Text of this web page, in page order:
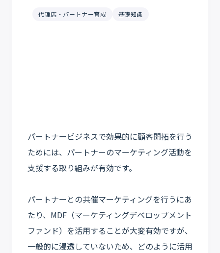
代理店・パートナー育成 基礎知識
パートナービジネスで効果的に顧客開拓を行う
ためには、パートナーのマーケティング活動を
支援する取り組みが有効です。
パートナーとの共催マーケティングを行うにあ
たり、MDF（マーケティングデベロップメント
ファンド）を活用することが大変有効ですが、
一般的に浸透していないため、どのように活用